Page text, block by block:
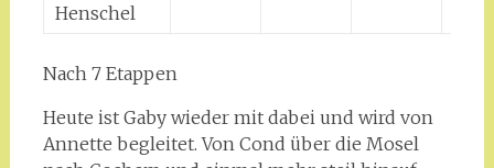
Henschel
Nach 7 Etappen
Heute ist Gaby wieder mit dabei und wird von
Annette begleitet. Von Cond über die Mosel